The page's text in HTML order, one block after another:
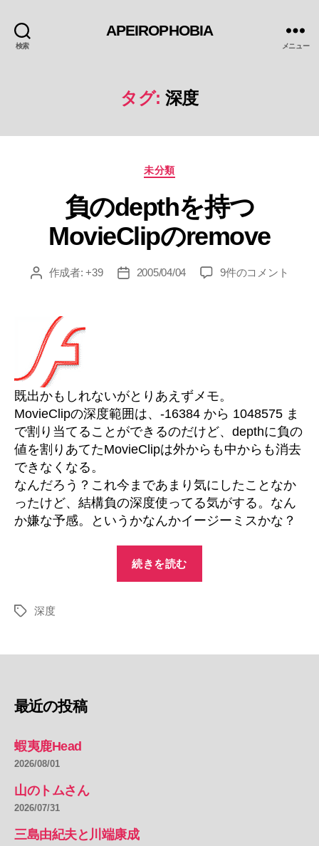
検索
APEIROPHOBIA
メニュー
タグ: 深度
カ
ゴ
リ
ー
未分類
負のdepthを持つ
MovieClipのremove
投 作成者:+39
投
2005/04/04
負
remove
へ
9件のコメント
既出かもしれないがとりあえずメモ。
MovieClipの深度範囲は、-16384 から 1048575 ま
で割り当てることができるのだけど、depthに負の
値を割りあてたMovieClipは外からも中からも消去
できなくなる。
なんだろう？これ今まであまり気にしたことなか
ったけど、結構負の深度使ってる気がする。なん
か嫌な予感。というかなんかイージーミスかな？
続きを読む
タ
深度
最近の投稿
蝦夷鹿Head
2026/08/01
山のトムさん
2026/07/31
三島由紀夫と川端康成